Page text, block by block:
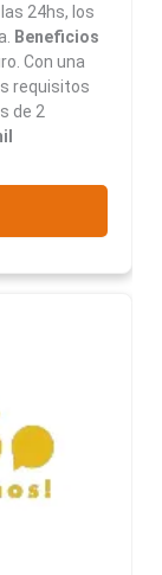
24hs, los
Beneficios
Con una
requisitos
de 2